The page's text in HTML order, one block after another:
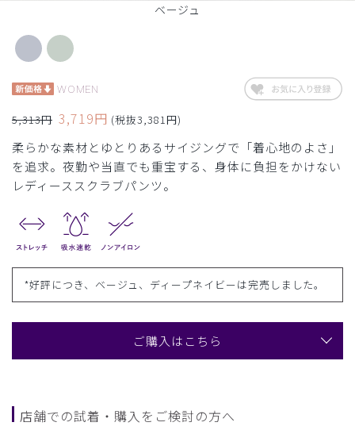
ベージュ
WOMEN
5,313円 3,719円 (税抜3,381円)
柔らかな素材とゆとりあるサイジングで「着心地のよさ」
を追求。夜勤や当直でも重宝する、身体に負担をかけない
レディーススクラブパンツ。
*好評につき、ベージュ、ディープネイビーは完売しました。
ご購入はこちら
店舗での試着・購入をご検討の方へ